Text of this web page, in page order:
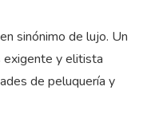
sinónimo de lujo. Un
exigente y elitista
de peluquería y